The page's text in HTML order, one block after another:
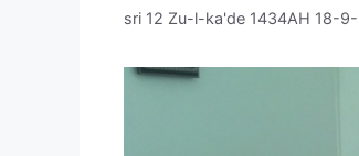
sri 12 Zu-l-ka'de 1434AH 18-